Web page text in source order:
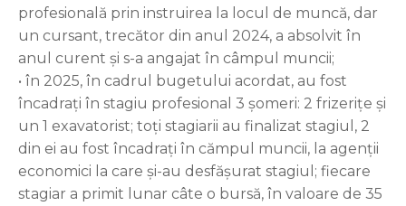
profesională prin instruirea la locul de muncă, dar
un cursant, trecător din anul 2024, a absolvit în
anul curent și s-a angajat în câmpul muncii;
• în 2025, în cadrul bugetului acordat, au fost
încadrați în stagiu profesional 3 șomeri: 2 frizerițe și
un 1 exavatorist; toți stagiarii au finalizat stagiul, 2
din ei au fost încadrați în cămpul muncii, la agenții
economici la care și-au desfășurat stagiul; fiecare
stagiar a primit lunar câte o bursă, în valoare de 35